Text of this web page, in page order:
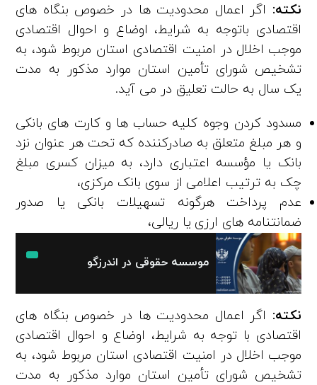
نکته: اگر اعمال محدودیت‌ ها در خصوص بنگاه­ های
اقتصادی باتوجه به شرایط، اوضاع و احوال اقتصادی
موجب اخلال در امنیت اقتصادی استان مربوط شود، به
تشخیص شورای تأمین استان موارد مذکور به مدت
یک‌ سال به حالت تعلیق در می‌ آید.
مسدود کردن وجوه کلیه حساب ­­ها و کارت­­ های بانکی
و هر مبلغ متعلق به صادرکننده که تحت هر عنوان نزد
بانک یا مؤسسه اعتباری دارد، به میزان کسری مبلغ
چک به ترتیب اعلامی از سوی بانک مرکزی،
عدم پرداخت هرگونه تسهیلات بانکی یا صدور
ضمانتنامه ‌های ارزی یا ریالی،
موسسه حقوقی در اندرزگو
نکته: اگر اعمال محدودیت‌ ها در خصوص بنگاه­ های
اقتصادی با توجه به شرایط، اوضاع و احوال اقتصادی
موجب اخلال در امنیت اقتصادی استان مربوط شود، به
تشخیص شورای تأمین استان موارد مذکور به مدت